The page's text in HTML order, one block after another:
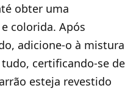
obter uma
colorida. Após
adicione-o à mistura
certificando-se de
esteja revestido